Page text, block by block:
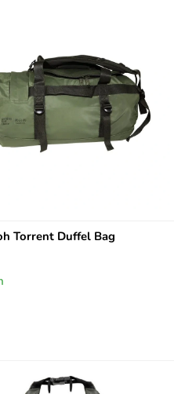
Torrent Duffel Bag